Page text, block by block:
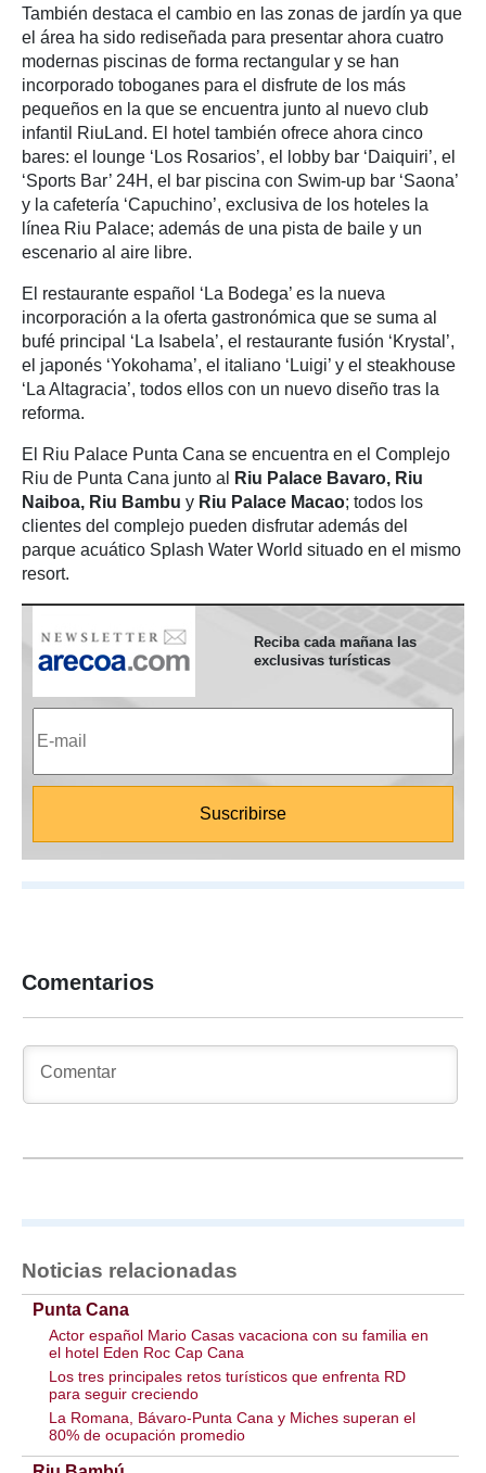
También destaca el cambio en las zonas de jardín ya que
el área ha sido rediseñada para presentar ahora cuatro
modernas piscinas de forma rectangular y se han
incorporado toboganes para el disfrute de los más
pequeños en la que se encuentra junto al nuevo club
infantil RiuLand. El hotel también ofrece ahora cinco
bares: el lounge ‘Los Rosarios’, el lobby bar ‘Daiquiri’, el
‘Sports Bar’ 24H, el bar piscina con Swim-up bar ‘Saona’
y la cafetería ‘Capuchino’, exclusiva de los hoteles la
línea Riu Palace; además de una pista de baile y un
escenario al aire libre.
El restaurante español ‘La Bodega’ es la nueva
incorporación a la oferta gastronómica que se suma al
bufé principal ‘La Isabela’, el restaurante fusión ‘Krystal’,
el japonés ‘Yokohama’, el italiano ‘Luigi’ y el steakhouse
‘La Altagracia’, todos ellos con un nuevo diseño tras la
reforma.
El Riu Palace Punta Cana se encuentra en el Complejo
Riu de Punta Cana junto al
Riu Palace Bavaro, Riu
Naiboa, Riu Bambu y Riu Palace Macao; todos los
clientes del complejo pueden disfrutar además del
parque acuático Splash Water World situado en el mismo
resort.
Reciba cada mañana las
exclusivas turísticas
Comentarios
Noticias relacionadas
Punta Cana
Actor español Mario Casas vacaciona con su familia en
el hotel Eden Roc Cap Cana
Los tres principales retos turísticos que enfrenta RD
para seguir creciendo
La Romana, Bávaro-Punta Cana y Miches superan el
80% de ocupación promedio